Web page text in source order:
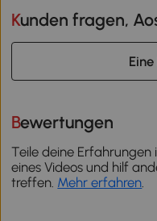
Kunden fragen,
Bewertungen
Teile deine Erfahrungen
eines Videos und hilf
treffen. Mehr erfahren.